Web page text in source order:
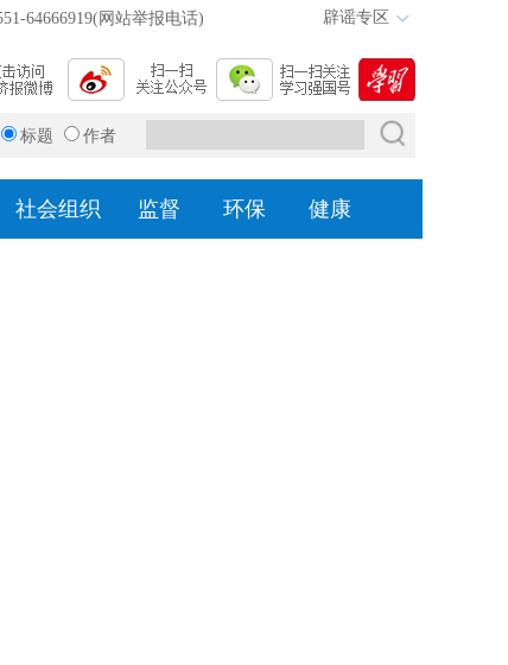
64666919(网站举报电话) 辟谣专区
标题 作者
社会组织 监督 环保 健康